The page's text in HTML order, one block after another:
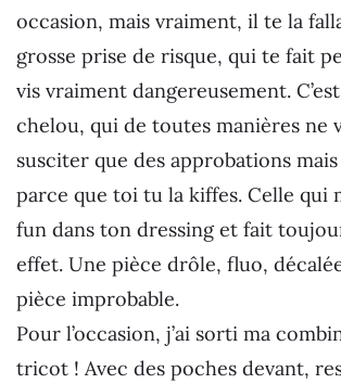
occasion, mais vraiment, il te la
grosse prise de risque, qui te fait
vis vraiment dangereusement.
chelou, qui de toutes manières ne
susciter que des approbations mais
parce que toi tu la kiffes. Celle qui
fun dans ton dressing et fait
effet. Une pièce drôle, fluo,
pièce improbable.
Pour l’occasion, j’ai sorti ma
tricot ! Avec des poches devant,